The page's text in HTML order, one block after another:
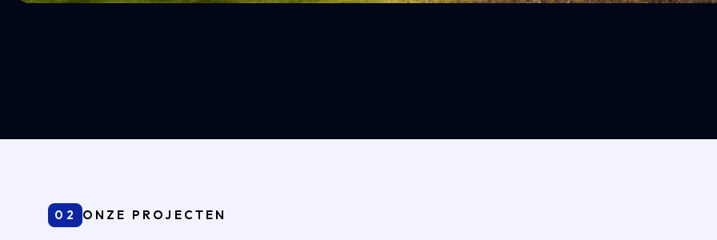
02 ONZE PROJECTEN